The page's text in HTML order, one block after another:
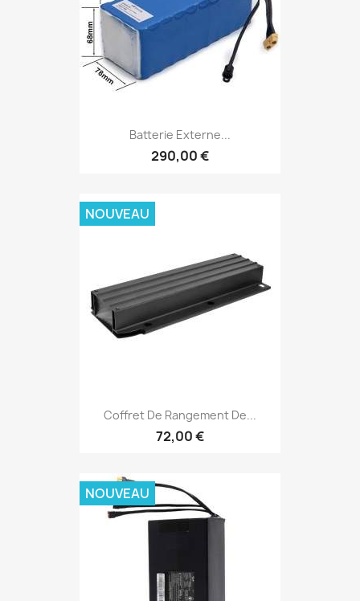
Batterie Externe...
290,00 €
Coffret De Rangement De...
72,00 €
NOUVEAU
NOUVEAU